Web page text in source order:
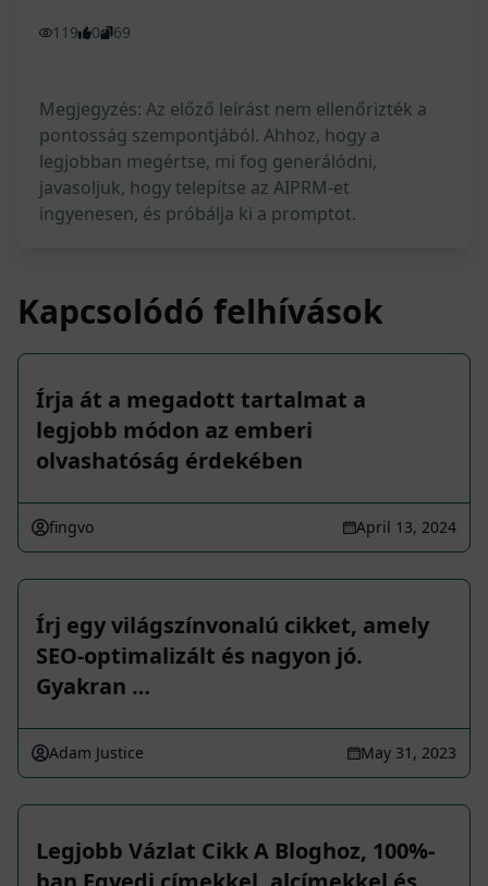
119 0 69
Megjegyzés: Az előző leírást nem ellenőrizték a
pontosság szempontjából. Ahhoz, hogy a
legjobban megértse, mi fog generálódni,
javasoljuk, hogy telepítse az AIPRM-et
ingyenesen, és próbálja ki a promptot.
Kapcsolódó felhívások
Írja át a megadott tartalmat a
legjobb módon az emberi
olvashatóság érdekében
fingvo April 13, 2024
Írj egy világszínvonalú cikket, amely
SEO-optimalizált és nagyon jó.
Gyakran …
Adam Justice May 31, 2023
Legjobb Vázlat Cikk A Bloghoz, 100%-